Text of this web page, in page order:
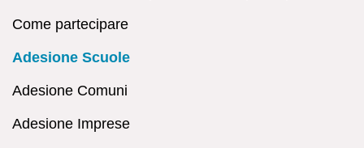
Come partecipare
Adesione Scuole
Adesione Comuni
Adesione Imprese